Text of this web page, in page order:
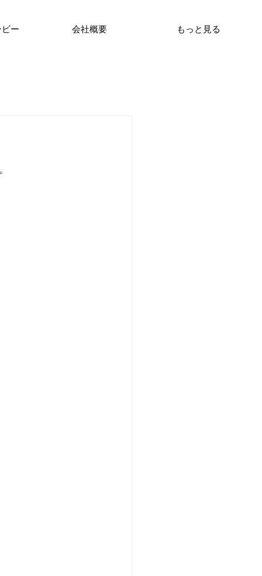
ー 会社概要 もっと見る